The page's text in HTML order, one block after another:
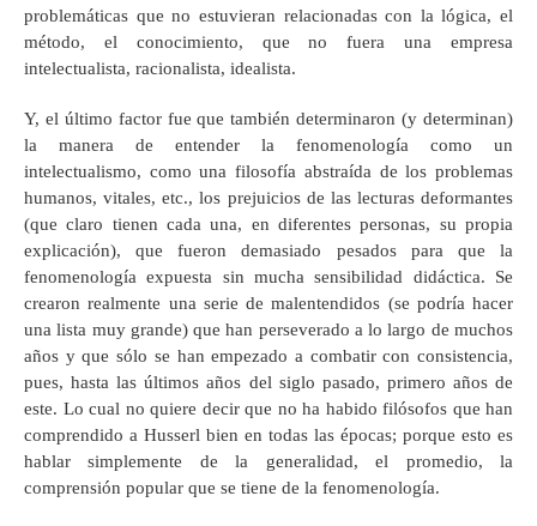
problemáticas que no estuvieran relacionadas con la lógica, el
método, el conocimiento, que no fuera una empresa
intelectualista, racionalista, idealista.
Y, el último factor fue que también determinaron (y determinan)
la manera de entender la fenomenología como un
intelectualismo, como una filosofía abstraída de los problemas
humanos, vitales, etc., los prejuicios de las lecturas deformantes
(que claro tienen cada una, en diferentes personas, su propia
explicación), que fueron demasiado pesados para que la
fenomenología expuesta sin mucha sensibilidad didáctica. Se
crearon realmente una serie de malentendidos (se podría hacer
una lista muy grande) que han perseverado a lo largo de muchos
años y que sólo se han empezado a combatir con consistencia,
pues, hasta las últimos años del siglo pasado, primero años de
este. Lo cual no quiere decir que no ha habido filósofos que han
comprendido a Husserl bien en todas las épocas; porque esto es
hablar simplemente de la generalidad, el promedio, la
comprensión popular que se tiene de la fenomenología.